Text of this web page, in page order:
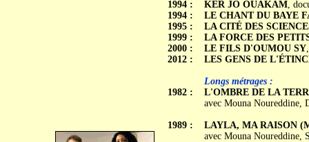
1994 :
1994 :
1995 :
1999 :
2000 :
2012 :
1982 :
1989 :
KËR JO OUAKAM,
LE CHANT DU BAYE
LA CITÉ DES
LA FORCE DES
LE FILS D'OUMOU SY
LES GENS DE
Longs métrages :
L'OMBRE DE LA
avec Mouna Noureddine,
LAYLA, MA RAISON
avec Mouna Noureddine,